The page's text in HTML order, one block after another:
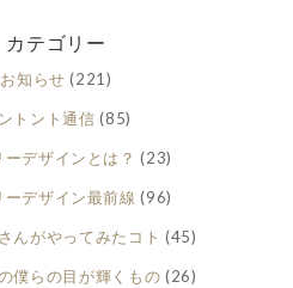
カテゴリー
お知らせ (221)
トント通信 (85)
ーデザインとは？ (23)
ーデザイン最前線 (96)
んがやってみたコト (45)
僕らの目が輝くもの (26)